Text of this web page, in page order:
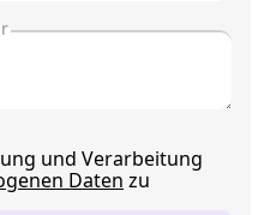
und Verarbeitung
Daten zu